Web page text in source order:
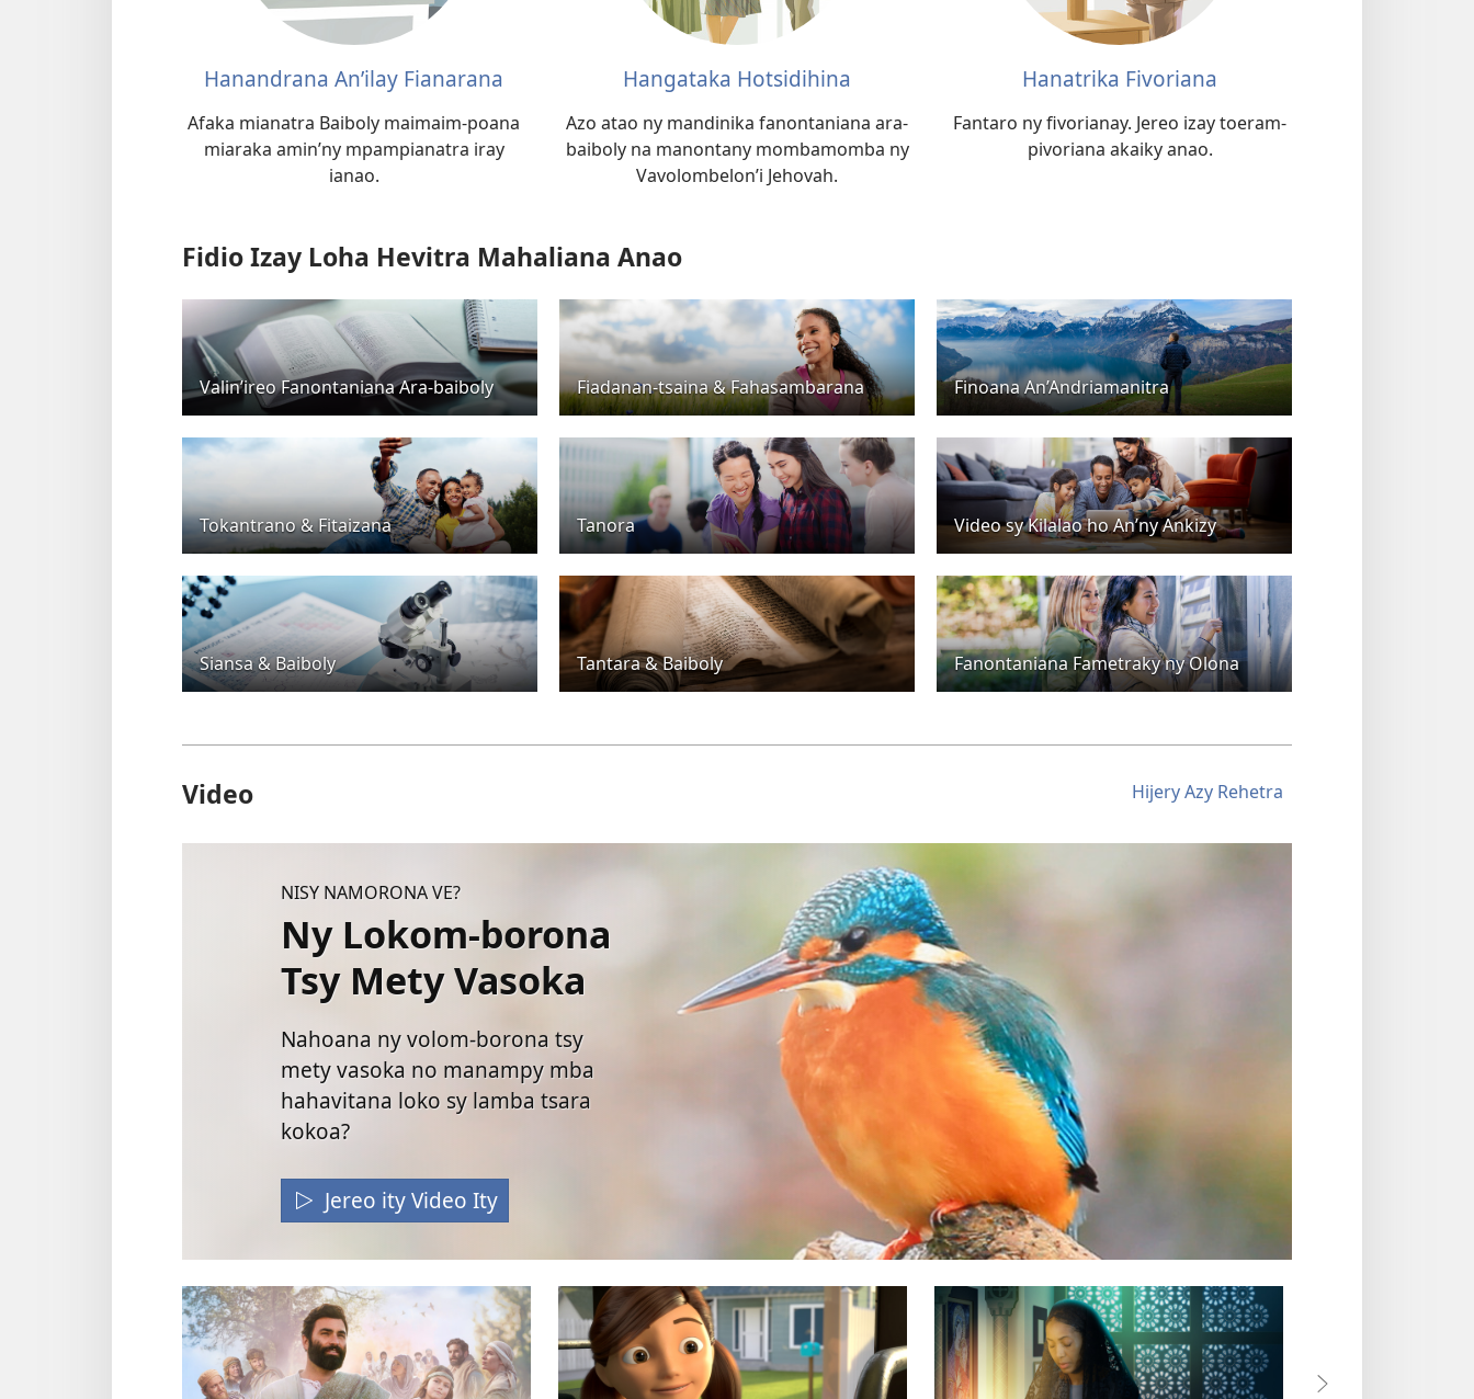
Hanandrana An’ilay Fianarana
Afaka mianatra Baiboly maimaim-poana
miaraka amin’ny mpampianatra iray
ianao.
Hangataka Hotsidihina
Azo atao ny mandinika fanontaniana ara-
baiboly na manontany mombamomba ny
Vavolombelon’i Jehovah.
Hanatrika Fivoriana
Fantaro ny fivorianay. Jereo izay toeram-
pivoriana akaiky anao.
Fidio Izay Loha Hevitra Mahaliana Anao
Valin’ireo Fanontaniana Ara-baiboly Fiadanan-tsaina & Fahasambarana Finoana An’Andriamanitra
Tokantrano & Fitaizana Tanora Video sy Kilalao ho An’ny Ankizy
Siansa & Baiboly Tantara & Baiboly Fanontaniana Fametraky ny Olona
Video Hijery Azy Rehetra
NISY NAMORONA VE?
Ny Lokom-borona
Tsy Mety Vasoka
Nahoana ny volom-borona tsy
mety vasoka no manampy mba
hahavitana loko sy lamba tsara
kokoa?
Jereo ity Video Ity